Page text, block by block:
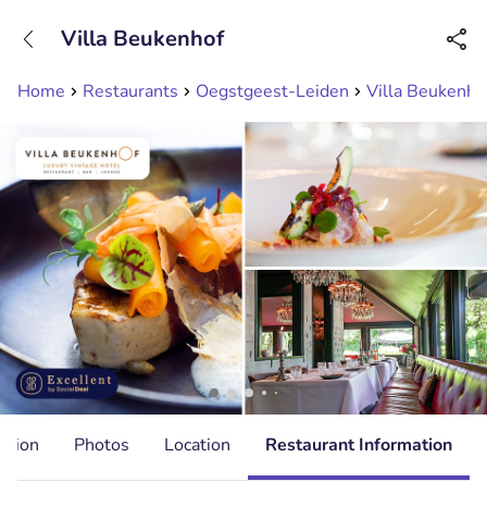
Available until 23:00
Home Restaurants Oegstgeest-Leiden Villa
Villa Beukenhof
Photos Location Restaurant Information